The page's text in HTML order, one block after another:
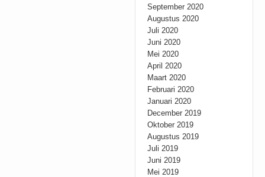
September 2020
Augustus 2020
Juli 2020
Juni 2020
Mei 2020
April 2020
Maart 2020
Februari 2020
Januari 2020
December 2019
Oktober 2019
Augustus 2019
Juli 2019
Juni 2019
Mei 2019